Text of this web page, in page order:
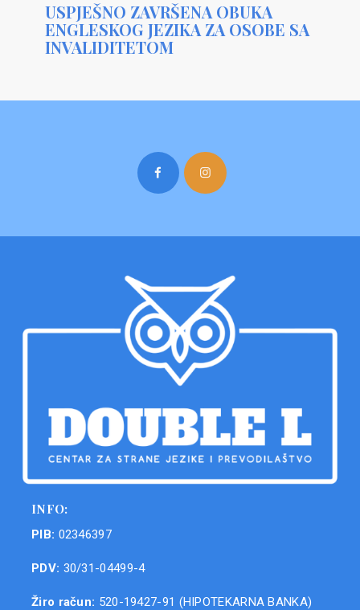
USPJEŠNO ZAVRŠENA OBUKA
ENGLESKOG JEZIKA ZA OSOBE SA
INVALIDITETOM
INFO:
PIB: 02346397
PDV: 30/31-04499-4
Žiro račun: 520-19427-91 (HIPOTEKARNA BANKA)